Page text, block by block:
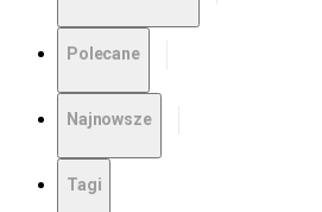
Polecane
Najnowsze
Tagi